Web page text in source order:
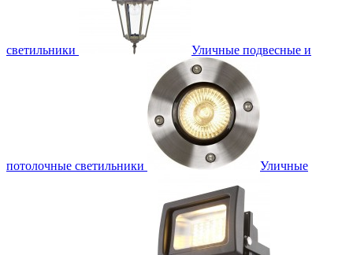
светильники Уличные подвесные и
потолочные светильники Уличные